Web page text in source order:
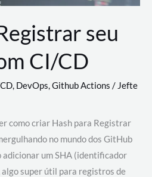
seu
CI/CD
, DevOps,Github Actions /Jefte
como criar Hash para Registrar
no mundo dos GitHub
adicionar um SHA (identificador
algo super útil para registros de